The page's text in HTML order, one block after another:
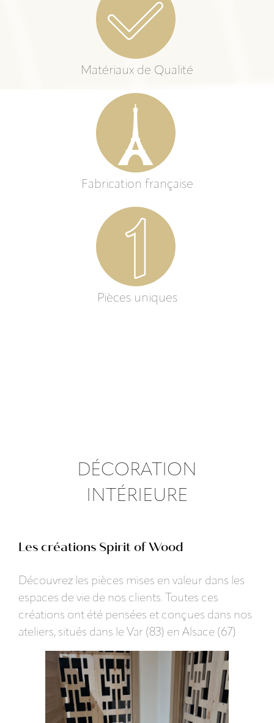
Matériaux de Qualité
Fabrication française
Pièces uniques
DÉCORATION
INTÉRIEURE
Les créations Spirit of Wood
Découvrez les pièces mises en valeur dans les
espaces de vie de nos clients. Toutes ces
créations ont été pensées et conçues dans nos
ateliers, situés dans le Var (83) en Alsace (67)